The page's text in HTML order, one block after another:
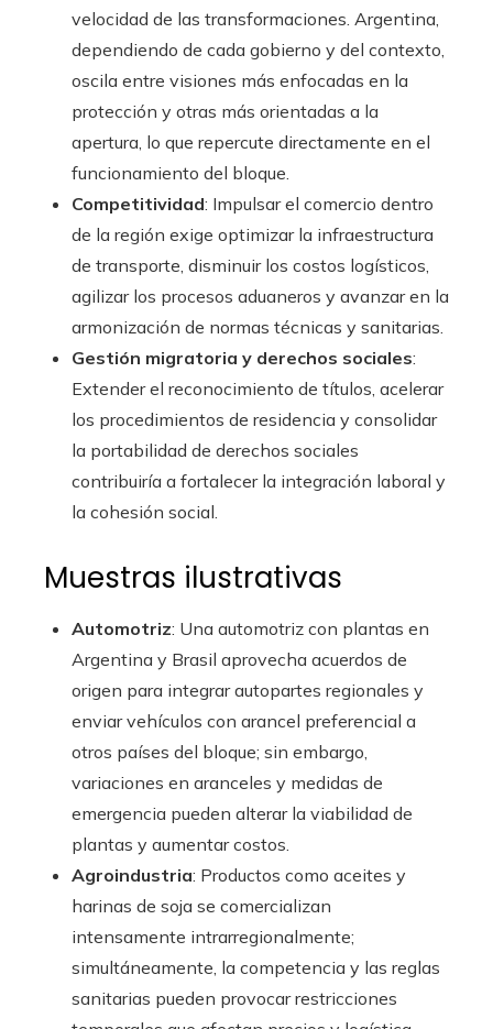
velocidad de las transformaciones. Argentina,
dependiendo de cada gobierno y del contexto,
oscila entre visiones más enfocadas en la
protección y otras más orientadas a la
apertura, lo que repercute directamente en el
funcionamiento del bloque.
Competitividad: Impulsar el comercio dentro
de la región exige optimizar la infraestructura
de transporte, disminuir los costos logísticos,
agilizar los procesos aduaneros y avanzar en la
armonización de normas técnicas y sanitarias.
Gestión migratoria y derechos sociales:
Extender el reconocimiento de títulos, acelerar
los procedimientos de residencia y consolidar
la portabilidad de derechos sociales
contribuiría a fortalecer la integración laboral y
la cohesión social.
Muestras ilustrativas
Automotriz: Una automotriz con plantas en
Argentina y Brasil aprovecha acuerdos de
origen para integrar autopartes regionales y
enviar vehículos con arancel preferencial a
otros países del bloque; sin embargo,
variaciones en aranceles y medidas de
emergencia pueden alterar la viabilidad de
plantas y aumentar costos.
Agroindustria: Productos como aceites y
harinas de soja se comercializan
intensamente intrarregionalmente;
simultáneamente, la competencia y las reglas
sanitarias pueden provocar restricciones